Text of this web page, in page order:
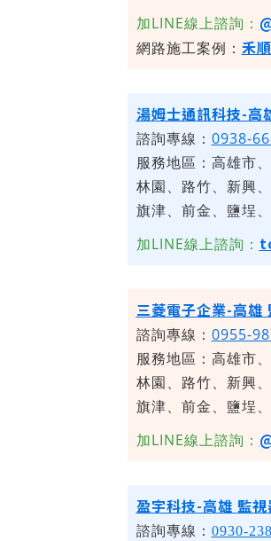
加LINE線上諮詢：
網路施工案例： 禾
湯姆士通訊科技-高
諮詢專線： 0938-
服務地區： 高雄市
林園、路竹、新興
旗津、前金、鹽埕
加LINE線上諮詢：
三菱電子企業-高雄
諮詢專線： 0955-
服務地區： 高雄市
林園、路竹、新興
旗津、前金、鹽埕
加LINE線上諮詢：
盈宇科技-高雄 監視
諮詢專線： 0930-